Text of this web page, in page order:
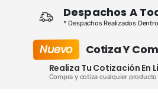
Despachos A
* Despachos Realizados
Nuevo Cotiza Y
Realiza Tu Cotización En
Compra y cotiza cualquier